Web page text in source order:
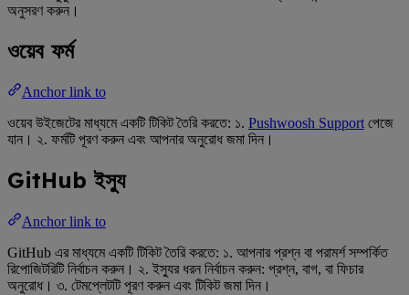
অনুসরণ করুন।
ওয়েব ফর্ম
Anchor link to
ওয়েব উইজেটের মাধ্যমে একটি টিকিট তৈরি করতে: ১. Pushwoosh Support পেজে
যান। ২. ফর্মটি পূরণ করুন এবং আপনার অনুরোধ জমা দিন।
GitHub ইস্যু
Anchor link to
GitHub এর মাধ্যমে একটি টিকিট তৈরি করতে: ১. আপনার প্রশ্ন বা পরামর্শ সম্পর্কিত
রিপোজিটরিটি নির্বাচন করুন। ২. ইস্যুর ধরন নির্বাচন করুন: প্রশ্ন, বাগ, বা ফিচার
অনুরোধ। ৩. টেমপ্লেটটি পূরণ করুন এবং টিকিট জমা দিন।